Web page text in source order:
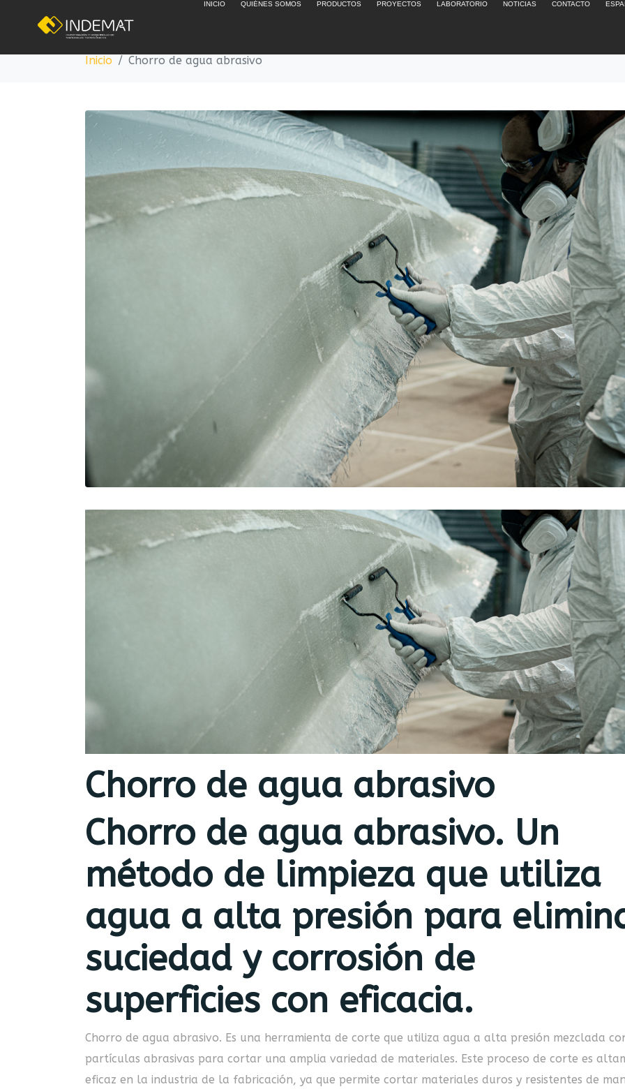
INICIO QUIÉNES SOMOS PRODUCTOS PROYECTOS LABORATORIO NOTICIAS CONTACTO
Chorro de agua abrasivo
Inicio Chorro de agua abrasivo
Chorro de agua abrasivo
Chorro de agua abrasivo. Un
método de limpieza que utiliza
agua a alta presión para
suciedad y corrosión de
superficies con eficacia.
Chorro de agua abrasivo. Es una herramienta de corte que utiliza agua a alta presión mezclada
partículas abrasivas para cortar una amplia variedad de materiales. Este proceso de corte es
eficaz en la industria de la fabricación, ya que permite cortar materiales duros y resistentes de